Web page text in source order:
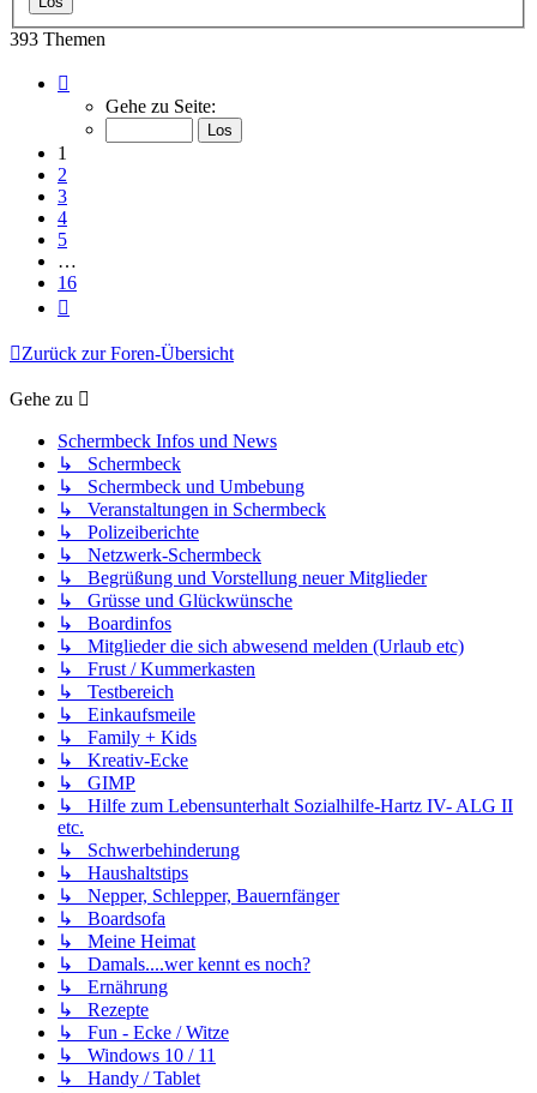
393 Themen
von
Gehe zu Seite:
1
2
3
4
5
…
16
Zurück zur Foren-Übersicht
Gehe zu
Schermbeck Infos und News
↳ Schermbeck
↳ Schermbeck und Umbebung
↳ Veranstaltungen in Schermbeck
↳ Polizeiberichte
↳ Netzwerk-Schermbeck
↳ Begrüßung und Vorstellung neuer Mitglieder
↳ Grüsse und Glückwünsche
↳ Boardinfos
↳ Mitglieder die sich abwesend melden (Urlaub etc)
↳ Frust / Kummerkasten
↳ Testbereich
↳ Einkaufsmeile
↳ Family + Kids
↳ Kreativ-Ecke
↳ GIMP
↳ Hilfe zum Lebensunterhalt Sozialhilfe-Hartz IV- ALG II
etc.
↳ Schwerbehinderung
↳ Haushaltstips
↳ Nepper, Schlepper, Bauernfänger
↳ Boardsofa
↳ Meine Heimat
↳ Damals....wer kennt es noch?
↳ Ernährung
↳ Rezepte
↳ Fun - Ecke / Witze
↳ Windows 10 / 11
↳ Handy / Tablet